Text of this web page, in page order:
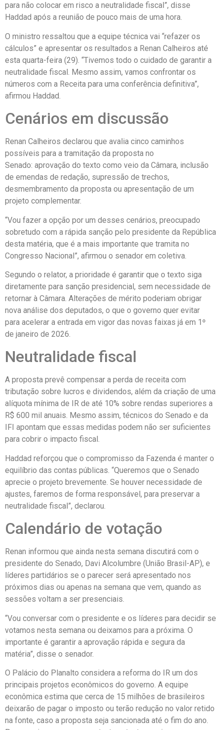
para não colocar em risco a neutralidade fiscal”, disse
Haddad após a reunião de pouco mais de uma hora.
O ministro ressaltou que a equipe técnica vai “refazer os
cálculos” e apresentar os resultados a Renan Calheiros até
esta quarta-feira (29). “Tivemos todo o cuidado de garantir a
neutralidade fiscal. Mesmo assim, vamos confrontar os
números com a Receita para uma conferência definitiva”,
afirmou Haddad.
Cenários em discussão
Renan Calheiros declarou que avalia cinco caminhos
possíveis para a tramitação da proposta no
Senado: aprovação do texto como veio da Câmara, inclusão
de emendas de redação, supressão de trechos,
desmembramento da proposta ou apresentação de um
projeto complementar.
“Vou fazer a opção por um desses cenários, preocupado
sobretudo com a rápida sanção pelo presidente da República
desta matéria, que é a mais importante que tramita no
Congresso Nacional”, afirmou o senador em coletiva.
Segundo o relator, a prioridade é garantir que o texto siga
diretamente para sanção presidencial, sem necessidade de
retornar à Câmara. Alterações de mérito poderiam obrigar
nova análise dos deputados, o que o governo quer evitar
para acelerar a entrada em vigor das novas faixas já em 1º
de janeiro de 2026.
Neutralidade fiscal
A proposta prevê compensar a perda de receita com
tributação sobre lucros e dividendos, além da criação de uma
alíquota mínima de IR de até 10% sobre rendas superiores a
R$ 600 mil anuais. Mesmo assim, técnicos do Senado e da
IFI apontam que essas medidas podem não ser suficientes
para cobrir o impacto fiscal.
Haddad reforçou que o compromisso da Fazenda é manter o
equilíbrio das contas públicas. “Queremos que o Senado
aprecie o projeto brevemente. Se houver necessidade de
ajustes, faremos de forma responsável, para preservar a
neutralidade fiscal”, declarou.
Calendário de votação
Renan informou que ainda nesta semana discutirá com o
presidente do Senado, Davi Alcolumbre (União Brasil-AP), e
líderes partidários se o parecer será apresentado nos
próximos dias ou apenas na semana que vem, quando as
sessões voltam a ser presenciais.
“Vou conversar com o presidente e os líderes para decidir se
votamos nesta semana ou deixamos para a próxima. O
importante é garantir a aprovação rápida e segura da
matéria”, disse o senador.
O Palácio do Planalto considera a reforma do IR um dos
principais projetos econômicos do governo. A equipe
econômica estima que cerca de 15 milhões de brasileiros
deixarão de pagar o imposto ou terão redução no valor retido
na fonte, caso a proposta seja sancionada até o fim do ano.